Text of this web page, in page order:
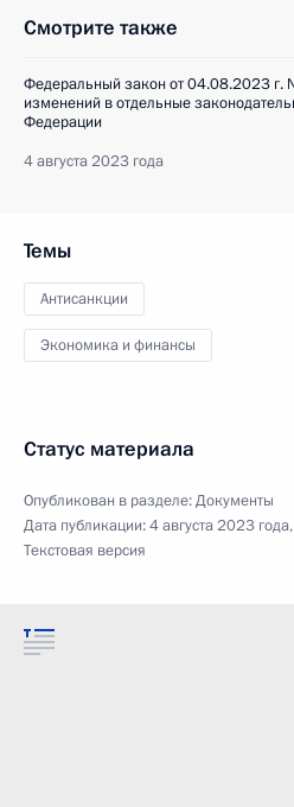
Смотрите также
Федеральный закон от 04.08.2023
изменений в отдельные
Федерации
4 августа 2023 года
Темы
Антисанкции
Экономика и финансы
Статус материала
Опубликован в разделе:Документы
Дата публикации:4 августа 2023
Текстовая версия